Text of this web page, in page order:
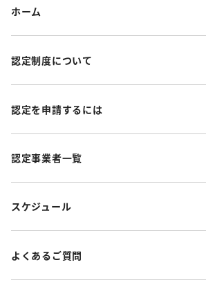
ホーム
認定制度について
認定を申請するには
認定事業者一覧
スケジュール
よくあるご質問